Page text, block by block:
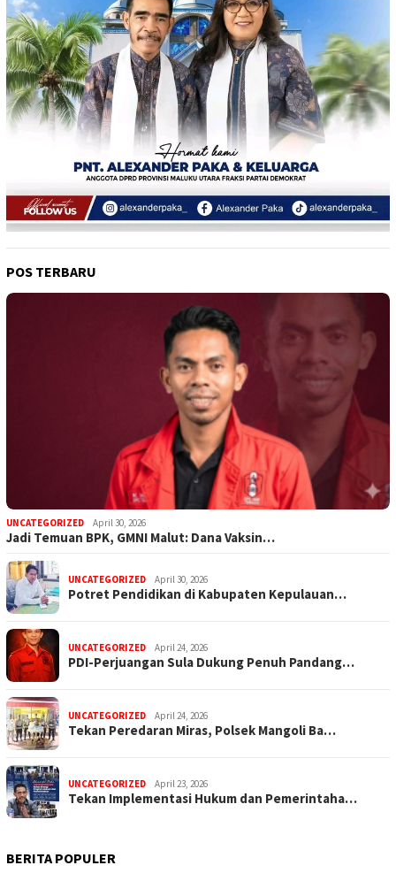
POS TERBARU
UNCATEGORIZED April 30, 2026
Jadi Temuan BPK, GMNI Malut: Dana Vaksin…
UNCATEGORIZED April 30, 2026
Potret Pendidikan di Kabupaten Kepulauan…
UNCATEGORIZED April 24, 2026
PDI-Perjuangan Sula Dukung Penuh Pandang…
UNCATEGORIZED April 24, 2026
Tekan Peredaran Miras, Polsek Mangoli Ba…
UNCATEGORIZED April 23, 2026
Tekan Implementasi Hukum dan Pemerintaha…
BERITA POPULER